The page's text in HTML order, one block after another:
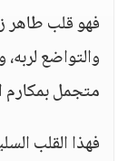
فهو قلب طاهر
والتواضع
متجمل بمكارم
فهذا القلب